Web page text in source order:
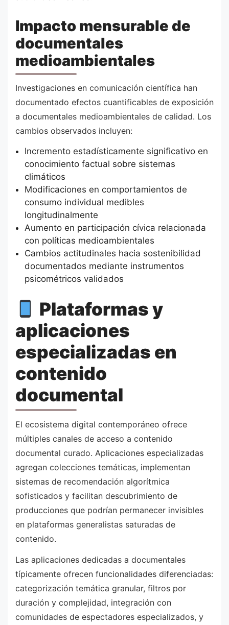
Impacto mensurable de
documentales
medioambientales
Investigaciones en comunicación científica han
documentado efectos cuantificables de exposición
a documentales medioambientales de calidad. Los
cambios observados incluyen:
Incremento estadísticamente significativo en
conocimiento factual sobre sistemas
climáticos
Modificaciones en comportamientos de
consumo individual medibles
longitudinalmente
Aumento en participación cívica relacionada
con políticas medioambientales
Cambios actitudinales hacia sostenibilidad
documentados mediante instrumentos
psicométricos validados
Plataformas y
aplicaciones
especializadas en
contenido
documental
El ecosistema digital contemporáneo ofrece
múltiples canales de acceso a contenido
documental curado. Aplicaciones especializadas
agregan colecciones temáticas, implementan
sistemas de recomendación algorítmica
sofisticados y facilitan descubrimiento de
producciones que podrían permanecer invisibles
en plataformas generalistas saturadas de
contenido.
Las aplicaciones dedicadas a documentales
típicamente ofrecen funcionalidades diferenciadas:
categorización temática granular, filtros por
duración y complejidad, integración con
comunidades de espectadores especializados, y